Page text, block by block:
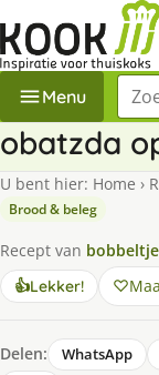
Menu
obatzda
U bent hier: Home ›
Brood & beleg
Recept van bobbeltje
👍Lekker!
Delen: WhatsApp